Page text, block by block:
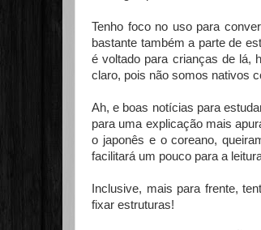
Tenho foco no uso para
bastante também a parte de
é voltado para crianças de lá,
claro, pois não somos nativos
Ah, e boas notícias para
para uma explicação mais
o japonês e o coreano,
facilitará um pouco para a
Inclusive, mais para frente,
fixar estruturas!